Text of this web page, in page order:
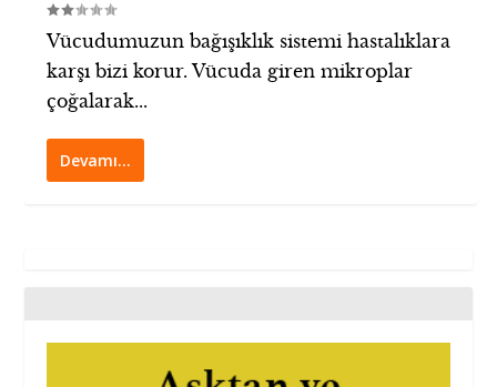
Vücudumuzun bağışıklık sistemi hastalıklara
karşı bizi korur. Vücuda giren mikroplar
çoğalarak...
Devamı…